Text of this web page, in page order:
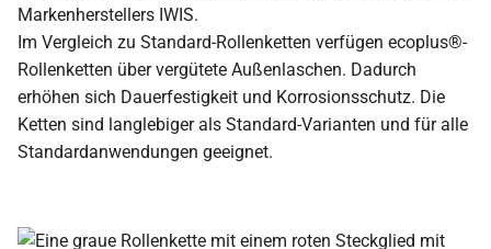
Markenherstellers IWIS.
Im Vergleich zu Standard-Rollenketten verfügen ecoplus®-
Rollenketten über vergütete Außenlaschen. Dadurch
erhöhen sich Dauerfestigkeit und Korrosionsschutz. Die
Ketten sind langlebiger als Standard-Varianten und für alle
Standardanwendungen geeignet.